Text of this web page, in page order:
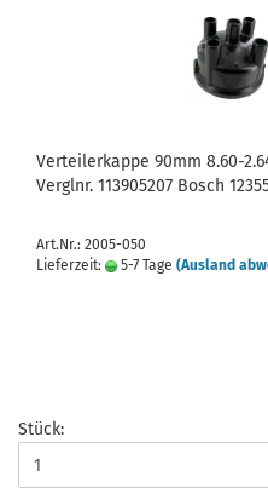
Verteilerkappe 90mm 8.60-
Verglnr. 113905207 Bosch
Art.Nr.: 2005-050
Lieferzeit:
5-7 Tage (Ausland
Stück: